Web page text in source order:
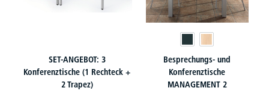
SET-ANGEBOT: 3
Konferenztische (1 Rechteck +
2 Trapez)
Besprechungs- und
Konferenztische
MANAGEMENT 2